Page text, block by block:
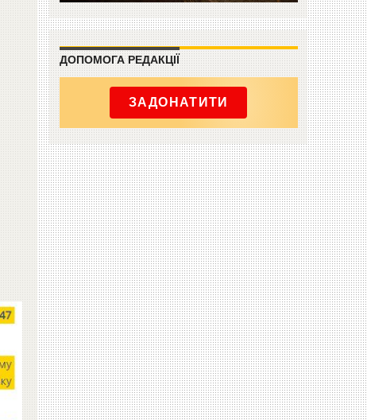
ДОПОМОГА РЕДАКЦІЇ
ЗАДОНАТИТИ